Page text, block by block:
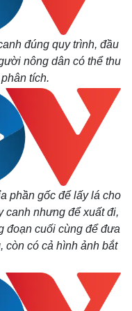
sự - Quốc phòng
Nam
tích
đúng quy trình, đầu
nông dân có thể thu
tích.
phần gốc để lấy lá cho
canh nhưng để xuất đi,
đoạn cuối cùng để đưa
còn có cả hình ảnh bắt